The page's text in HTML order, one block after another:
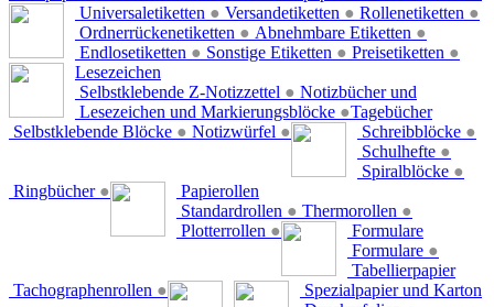
Universaletiketten ● Versandetiketten ● Rollenetiketten ●
Ordnerrückenetiketten ● Abnehmbare Etiketten ●
Endlosetiketten ● Sonstige Etiketten ● Preisetiketten ●
Lesezeichen
Selbstklebende Z-Notizzettel ●
Lesezeichen und Markierungsblöcke ●
Selbstklebende Blöcke ● Notizwürfel ●
Notizbücher und
Tagebücher
Schreibblöcke ●
Schulhefte ●
Spiralblöcke ●
Ringbücher ●
Papierollen
Standardrollen ● Thermorollen ●
Plotterrollen ●
Formulare
Formulare ●
Tachographenrollen ●
Tabellierpapier
Spezialpapier und Karton